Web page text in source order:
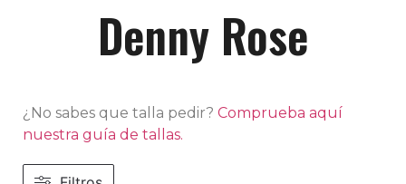
Denny Rose
¿No sabes que talla pedir? Comprueba aquí
nuestra guía de tallas.